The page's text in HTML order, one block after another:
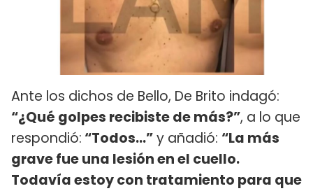
Ante los dichos de Bello, De Brito indagó:
“¿Qué golpes recibiste de más?”, a lo que
respondió: “Todos...”y añadió: “La más
grave fue una lesión en el cuello.
Todavía estoy con tratamiento para que